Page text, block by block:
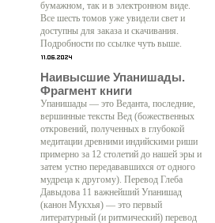
бумажном, так и в электронном виде.
Все шесть томов уже увидели свет и
доступны для заказа и скачивания.
Подробности по ссылке чуть выше.
Наивысшие Упанишады.
Фрагмент книги
Упанишады — это Веданта, последние,
вершинные тексты Вед (божественных
откровений, полученных в глубокой
медитации древними индийскими риши
примерно за 12 столетий до нашей эры и
затем устно передававшихся от одного
мудреца к другому). Перевод Глеба
Давыдова 11 важнейший Упанишад
(канон Мукхья) — это первый
литературный (и ритмический) перевод